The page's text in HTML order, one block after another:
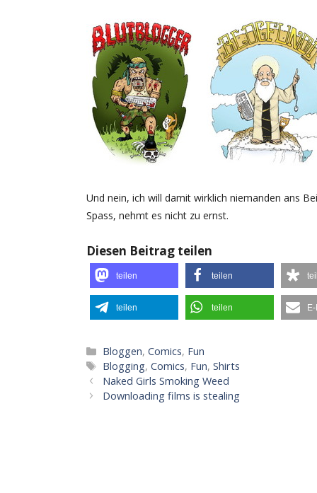
Und nein, ich will damit wirklich niemanden ans
Spass, nehmt es nicht zu ernst.
Diesen Beitrag teilen
teilen teilen
teilen teilen
Kategorien
Bloggen,Comics, Fun
Schlagwörter
Blogging,Comics, Fun,Shirts
Naked Girls Smoking Weed
Downloading films is stealing